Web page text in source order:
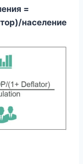
=
население